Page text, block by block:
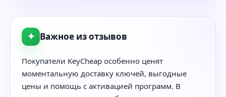
✦ Важное из отзывов
Покупатели KeyCheap особенно ценят
моментальную доставку ключей, выгодные
цены и помощь с активацией программ. В